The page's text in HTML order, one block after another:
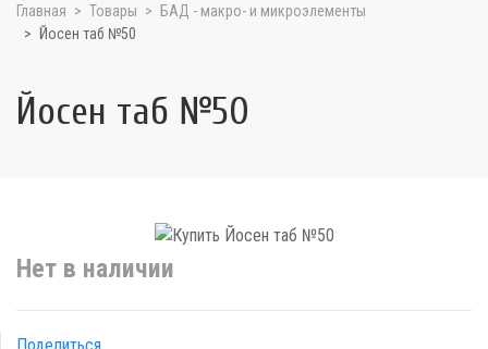
Главная Товары
БАД - макро- и микроэлементы
Йосен таб №50
Йосен таб №50
Нет в наличии